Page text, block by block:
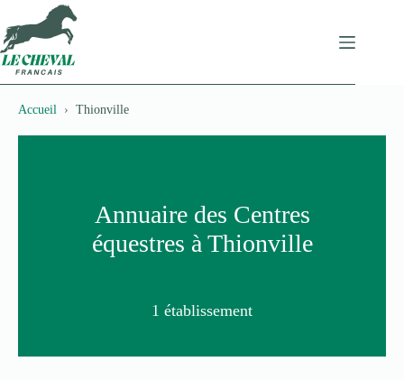
au
contenu
Accueil Thionville
Annuaire des Centres
équestres à Thionville
1 établissement